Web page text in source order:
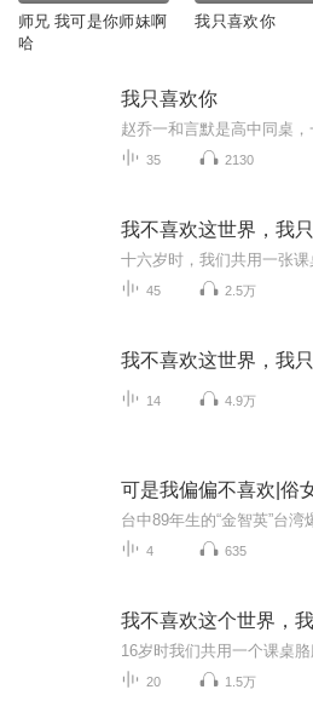
师兄 我可是你师妹啊
哈
我只喜欢你
我只喜欢你
35 2130
我不喜欢这世界，我
45 2.5万
我不喜欢这世界，我
14 4.9万
4 635
我不喜欢这个世界，
20 1.5万